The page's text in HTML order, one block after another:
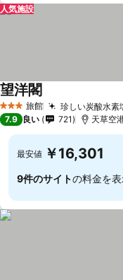
人気施設
3 ホテルのランク
旅館 珍しい炭酸水素
望洋閣
7.9 良い 721 天草空
最安値 ￥16,301
9件のサイトの料金を